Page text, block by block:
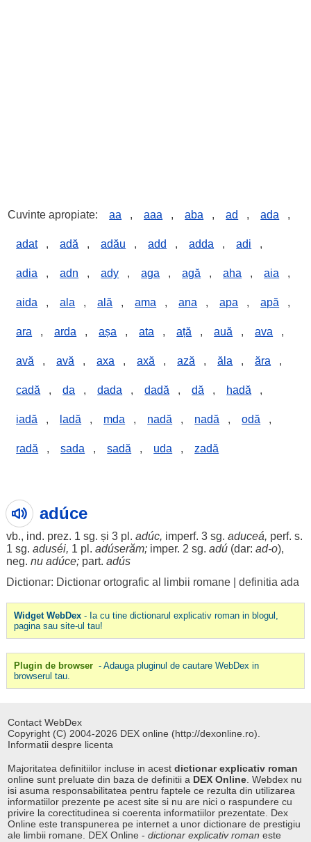
Cuvinte apropiate: aa , aaa , aba , ad , ada ,
adat , adă , adău , add , adda , adi ,
adia , adn , ady , aga , agă , aha , aia ,
aida , ala , ală , ama , ana , apa , apă ,
ara , arda , așa , ata , ață , auă , ava ,
avă , avă , axa , axă , ază , ăla , ăra ,
cadă , da , dada , dadă , dă , hadă ,
iadă , ladă , mda , nadă , nadă , odă ,
radă , sada , sadă , uda , zadă
adúce
vb., ind. prez. 1 sg. și 3 pl. adúc, imperf. 3 sg. aduceá, perf. s.
1 sg. aduséi, 1 pl. adúserăm;imper. 2 sg. adú(dar: ad-o),
neg. nu adúce; part. adús
Dictionar: Dictionar ortografic al limbii romane| definitia ada
Widget WebDex- Ia cu tine dictionarul explicativ roman in blogul,
pagina sau site-ul tau!
Plugin de browser - Adauga pluginul de cautare WebDex in
browserul tau.
Contact WebDex
Copyright (C) 2004-2026 DEX online (http://dexonline.ro).
Informatii despre licenta
Majoritatea definitiilor incluse in acestdictionar explicativ roman
online sunt preluate din baza de definitii a DEX Online . Webdex nu
isi asuma responsabilitatea pentru faptele ce rezulta din utilizarea
informatiilor prezente pe acest site si nu are nici o raspundere cu
privire la corectitudinea si coerenta informatiilor prezentate. Dex
Online este transpunerea pe internet a unor dictionare de prestigiu
ale limbii romane. DEX Online -dictionar explicativ roman este